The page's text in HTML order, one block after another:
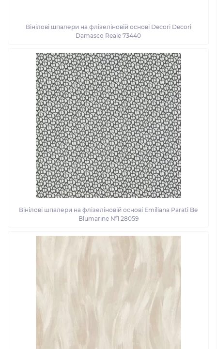
Вінілові шпалери на флізеліновій основі Decori Decori
Damasco Reale 73440
Вінілові шпалери на флізеліновій основі Emiliana Parati Be
Blumarine №1 28059